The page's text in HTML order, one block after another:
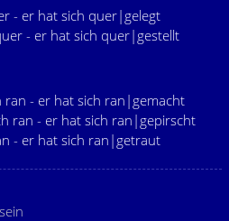
- er hat sich quer|gelegt
- er hat sich quer|gestellt
ran - er hat sich ran|gemacht
ran - er hat sich ran|gepirscht
- er hat sich ran|getraut